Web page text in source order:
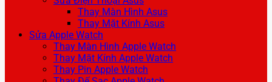
Thay Màn Hình Asus
Thay Mặt Kính Asus
Sửa Apple Watch
Thay Màn Hình Apple Watch
Thay Mặt Kính Apple Watch
Thay Pin Apple Watch